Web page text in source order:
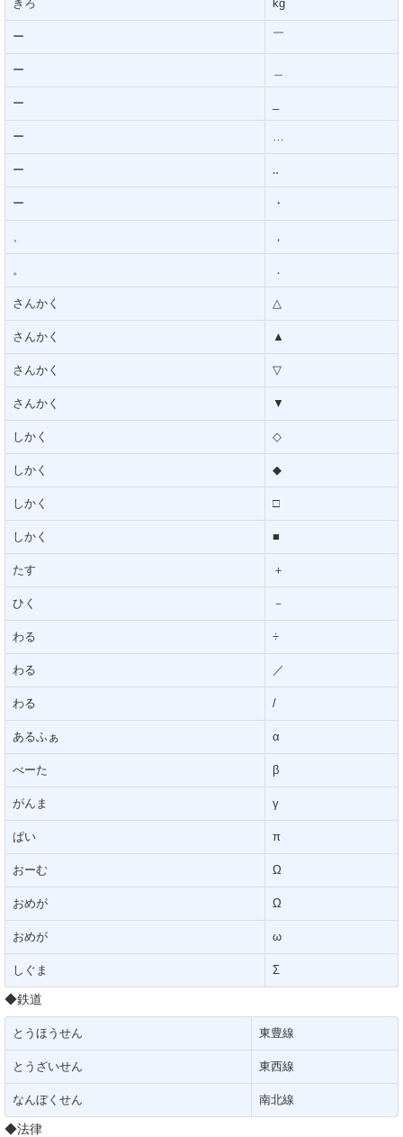
きろ kg
ー ￣
ー
ー
ー …
ー ‥
ー ・
、 ，
。 ．
さんかく △
さんかく ▲
さんかく ▽
さんかく ▼
しかく ◇
しかく ◆
しかく □
しかく ■
たす ＋
ひく －
わる ÷
わる ／
わる /
あるふぁ α
べーた β
がんま γ
ぱい π
おーむ Ω
おめが Ω
おめが ω
しぐま Σ
◆鉄道
とうほうせん 東豊線
とうざいせん 東西線
なんぼくせん 南北線
◆法律